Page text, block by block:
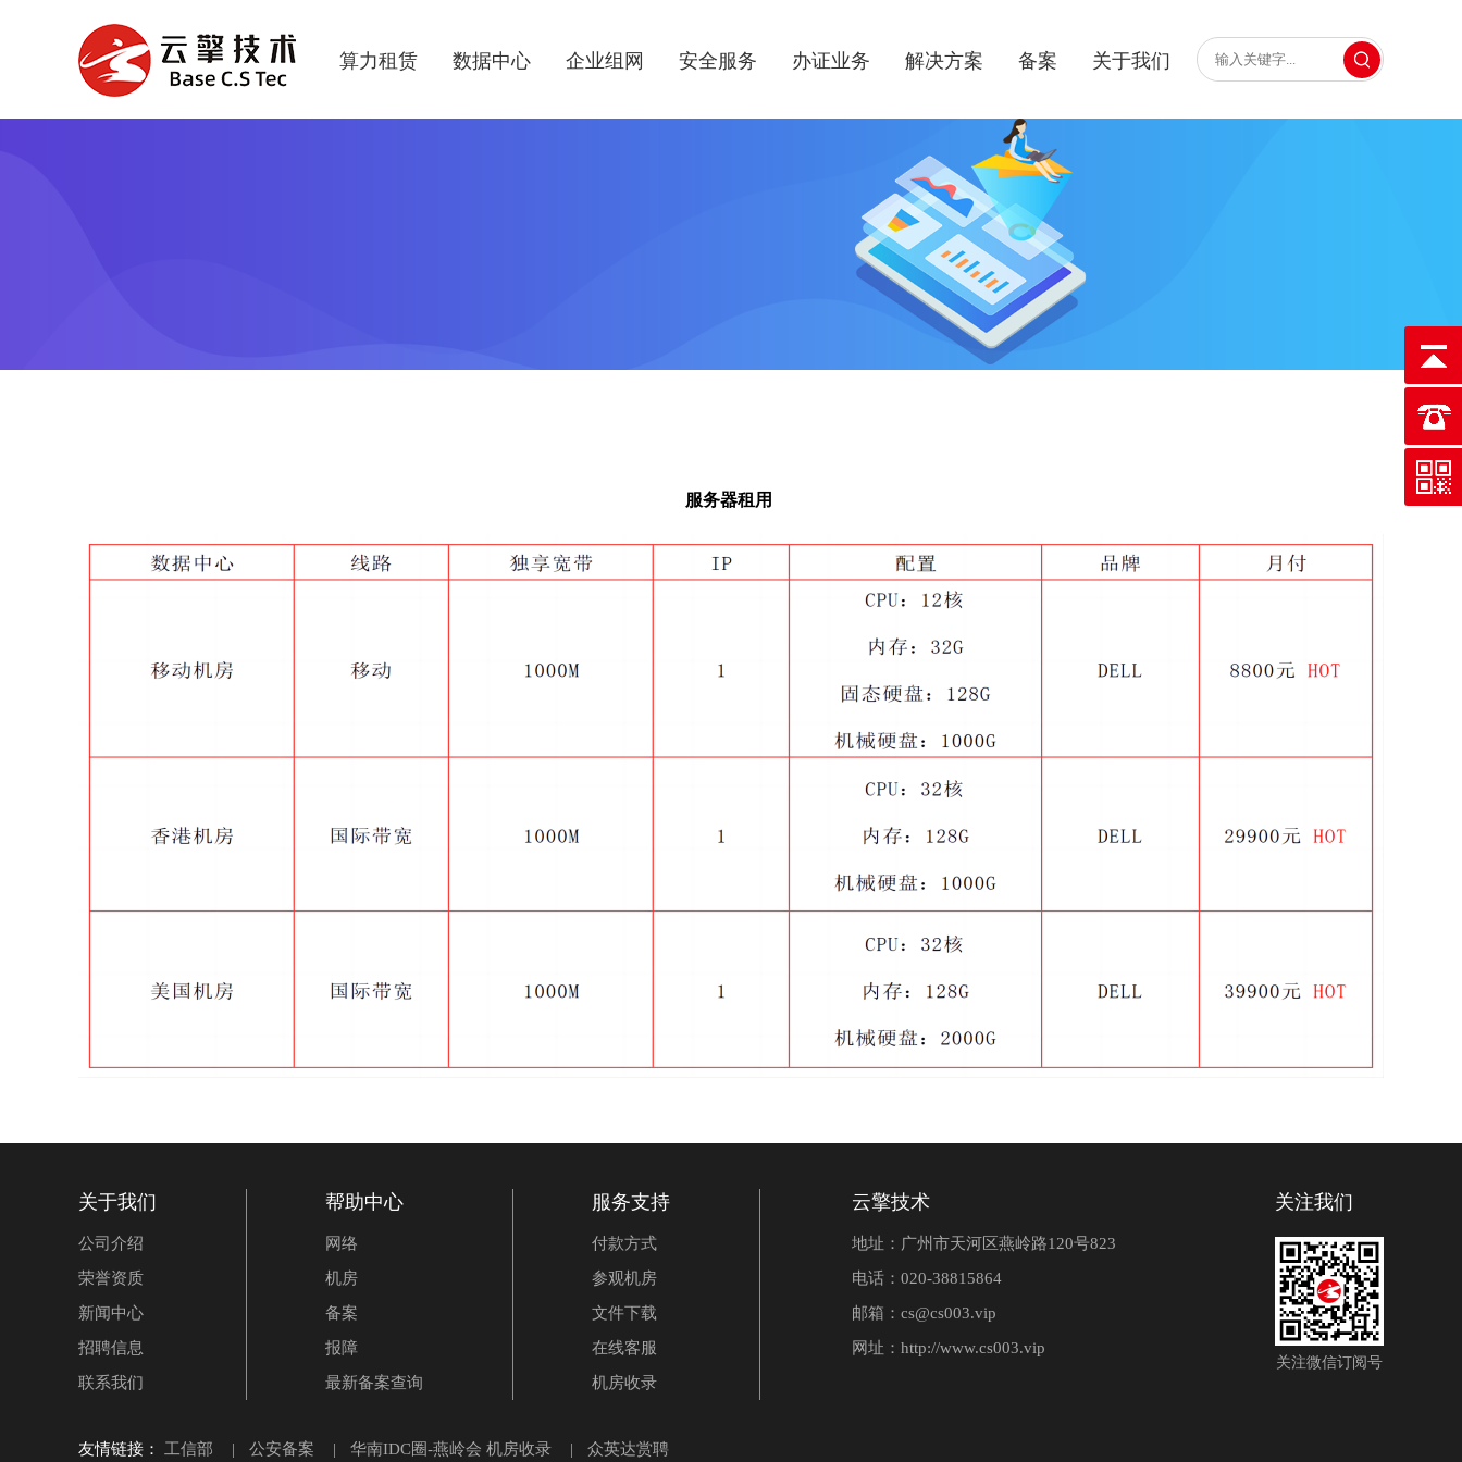
算力租赁 数据中心 企业组网 安全服务 办证业务 解决方案 备案 关于我们
服务器租用
关于我们
公司介绍
荣誉资质
新闻中心
招聘信息
联系我们
帮助中心
网络
机房
备案
报障
最新备案查询
服务支持
付款方式
参观机房
文件下载
在线客服
机房收录
云擎技术
地址：广州市天河区燕岭路120号823
电话：020-38815864
邮箱：cs@cs003.vip
网址： http://www.cs003.vip
关注我们
关注微信订阅号
友情链接： 工信部 | 公安备案 | 华南IDC圈-燕岭会 机房收录 | 众英达赏聘